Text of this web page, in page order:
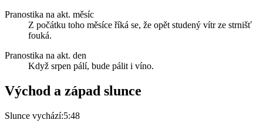
Pranostika na akt. měsíc
Z počátku toho měsíce říká se, že opět studený vítr ze strnišť
fouká.
Pranostika na akt. den
Když srpen pálí, bude pálit i víno.
Východ a západ slunce
Slunce vychází:5:48